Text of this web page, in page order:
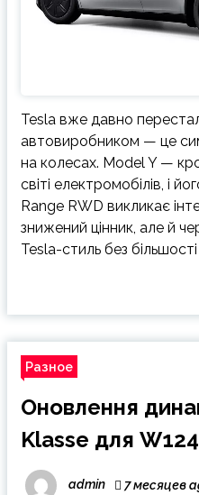
Tesla вже давно
автовиробником — це
на колесах. Model Y —
світі електромобілів, і
Range RWD викликає
знижений цінник, але й
Tesla-стиль без
Разное
Оновлення
Klasse для
admin 7 месяцев